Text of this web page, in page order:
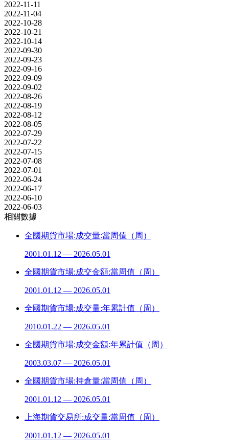
2022-11-11
2022-11-04
2022-10-28
2022-10-21
2022-10-14
2022-09-30
2022-09-23
2022-09-16
2022-09-09
2022-09-02
2022-08-26
2022-08-19
2022-08-12
2022-08-05
2022-07-29
2022-07-22
2022-07-15
2022-07-08
2022-07-01
2022-06-24
2022-06-17
2022-06-10
2022-06-03
相關數據
全國期貨市場:成交量:當周值（周）
2001.01.12 — 2026.05.01
全國期貨市場:成交金額:當周值（周）
2001.01.12 — 2026.05.01
全國期貨市場:成交量:年累計值（周）
2010.01.22 — 2026.05.01
全國期貨市場:成交金額:年累計值（周）
2003.03.07 — 2026.05.01
全國期貨市場:持倉量:當周值（周）
2001.01.12 — 2026.05.01
上海期貨交易所:成交量:當周值（周）
2001.01.12 — 2026.05.01